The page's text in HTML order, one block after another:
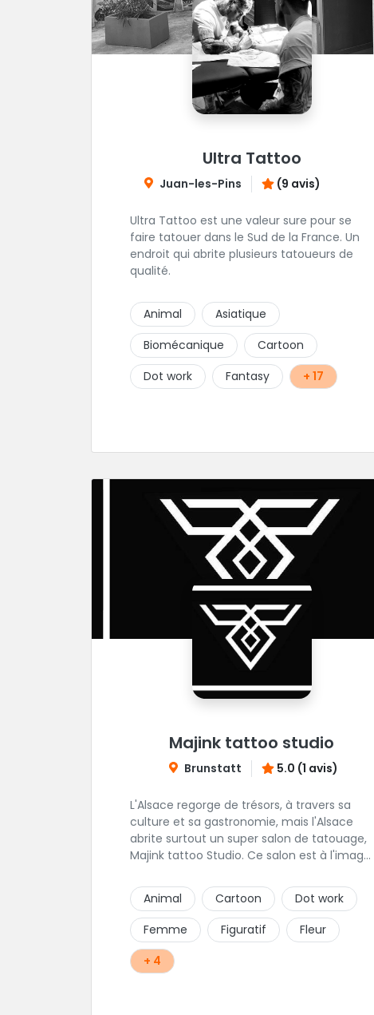
Ultra Tattoo
Juan-les-Pins (9 avis)
Ultra Tattoo est une valeur sure pour se
faire tatouer dans le Sud de la France. Un
endroit qui abrite plusieurs tatoueurs de
qualité.
Animal
Asiatique
Biomécanique
Cartoon
Dot work
Fantasy + 17
Majink tattoo studio
Brunstatt 5.0 (1 avis)
L'Alsace regorge de trésors, à travers sa
culture et sa gastronomie, mais l'Alsace
abrite surtout un super salon de tatouage,
Majink tattoo Studio. Ce salon est à l'image
Manu vous y attend et sera enchanté de
vous faire découvrir son super shop !
Animal Cartoon
Dot work
Femme
Figuratif
Fleur
+ 4